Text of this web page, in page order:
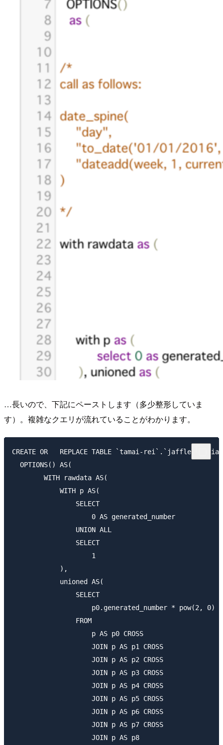
…長いので、下記にペーストします（多少整形していま
す）。複雑なクエリが流れていることがわかります。
CREATE OR   REPLACE TABLE `tamai-
  OPTIONS() AS(
        WITH rawdata AS(
            WITH p AS(
                SELECT
                    0 AS generated_number
                UNION ALL
                SELECT
                    1
            ),
            unioned AS(
                SELECT
p0.generated_number * pow(2, 0)
                FROM
                    p AS p0 CROSS
                    JOIN p AS p1 CROSS
                    JOIN p AS p2 CROSS
                    JOIN p AS p3 CROSS
                    JOIN p AS p4 CROSS
                    JOIN p AS p5 CROSS
                    JOIN p AS p6 CROSS
                    JOIN p AS p7 CROSS
                    JOIN p AS p8